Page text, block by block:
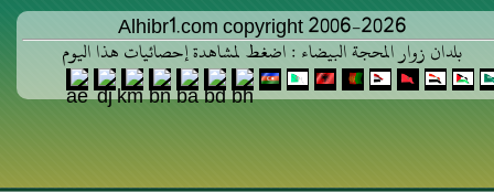
Alhibr1.com copyright 2006-2026
بلدان زوار المحجة البيضاء : اضغط لمشاهدة إحصائيات هذا اليوم